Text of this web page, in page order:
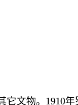
文物。1910